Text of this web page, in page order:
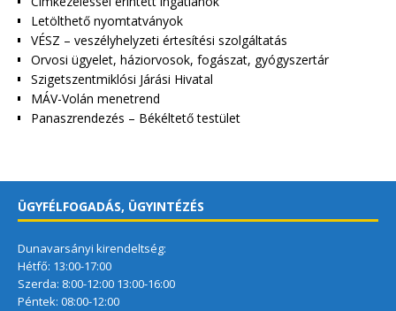
Letölthető nyomtatványok
VÉSZ – veszélyhelyzeti értesítési szolgáltatás
Orvosi ügyelet, háziorvosok, fogászat, gyógyszertár
Szigetszentmiklósi Járási Hivatal
MÁV-Volán menetrend
Panaszrendezés – Békéltető testület
ÜGYFÉLFOGADÁS, ÜGYINTÉZÉS
Dunavarsányi kirendeltség:
Hétfő: 13:00-17:00
Szerda: 8:00-12:00 13:00-16:00
Péntek: 08:00-12:00